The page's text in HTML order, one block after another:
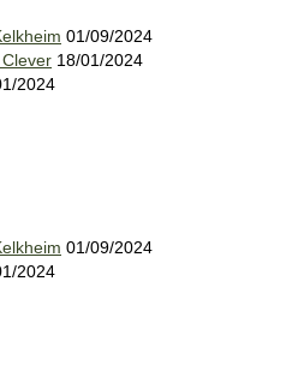
01/09/2024
18/01/2024
2024
01/09/2024
2024